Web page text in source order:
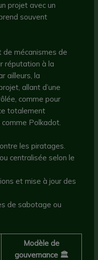
projet avec un
souvent
de mécanismes de
réputation à la
ailleurs, la
allant d’une
comme pour
totalement
Polkadot.
les piratages.
centralisée selon le
et mise à jour des
de sabotage ou
Modèle de
gouvernance 🏛️